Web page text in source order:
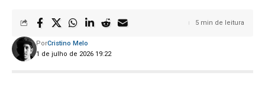
1 de julho de 2026 19:22
PorCristino Melo
5 min de leitura